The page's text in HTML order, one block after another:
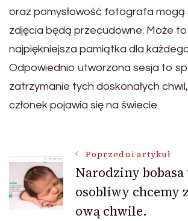
oraz pomysłowość fotografa mogą
zdjęcia będą przecudowne. Może
najpiękniejsza pamiątka dla
Odpowiednio utworzona sesja to
zatrzymanie tych doskonałych
członek pojawia się na świecie.
Nawigacja
wpisu
Poprzedni artykuł
Narodziny bobasa
osobliwy chcemy
ową chwile.